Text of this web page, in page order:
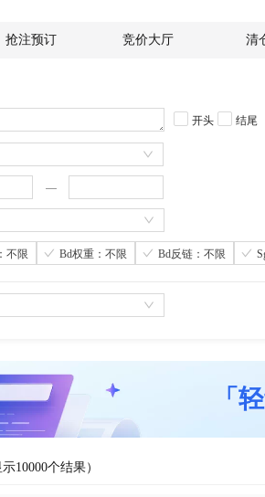
抢注预订 竞价大厅 清
开头 结尾
不限 Bd权重：不限 Bd反链：不限
「
10000个结果）